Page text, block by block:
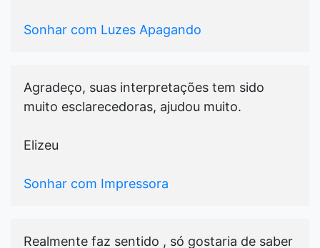
Sonhar com Luzes Apagando
Agradeço, suas interpretações tem sido
muito esclarecedoras, ajudou muito.
Elizeu
Sonhar com Impressora
Realmente faz sentido , só gostaria de saber